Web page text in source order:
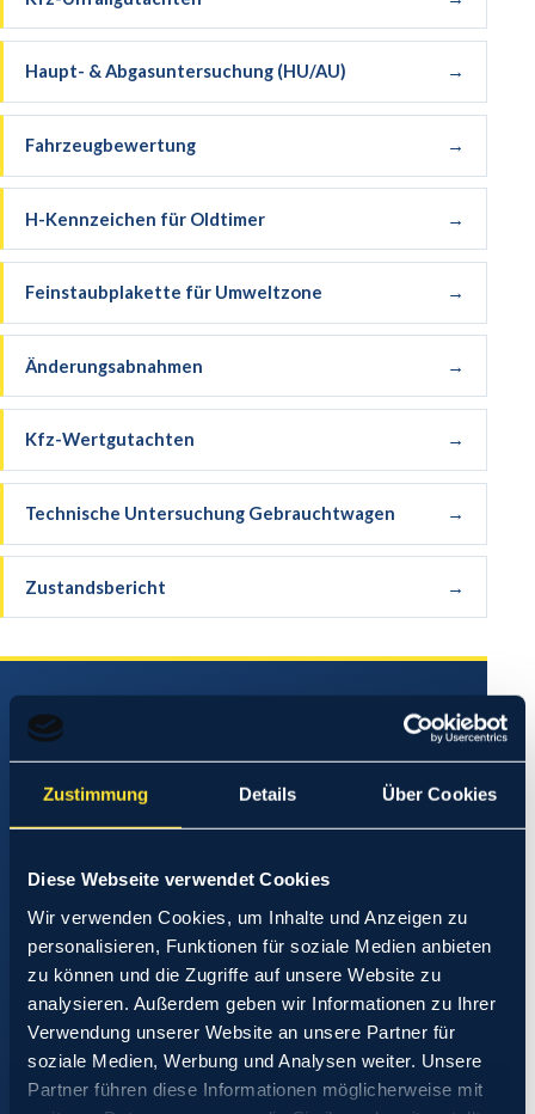
Zustimmung Details Über Cookies
Diese Webseite verwendet Cookies
Wir verwenden Cookies, um Inhalte und Anzeigen zu
personalisieren, Funktionen für soziale Medien anbieten
zu können und die Zugriffe auf unsere Website zu
analysieren. Außerdem geben wir Informationen zu Ihrer
Verwendung unserer Website an unsere Partner für
soziale Medien, Werbung und Analysen weiter. Unsere
Partner führen diese Informationen möglicherweise mit
Haupt- & Abgasuntersuchung (HU/AU) →
Fahrzeugbewertung →
H-Kennzeichen für Oldtimer →
Feinstaubplakette für Umweltzone →
Änderungsabnahmen →
Kfz-Wertgutachten →
Technische Untersuchung Gebrauchtwagen →
Zustandsbericht →
MD Kfz Meisterwerkstatt
14542Werder (Havel)
03327 571164
ANFAHRT PLANEN
TERMIN BUCHEN →